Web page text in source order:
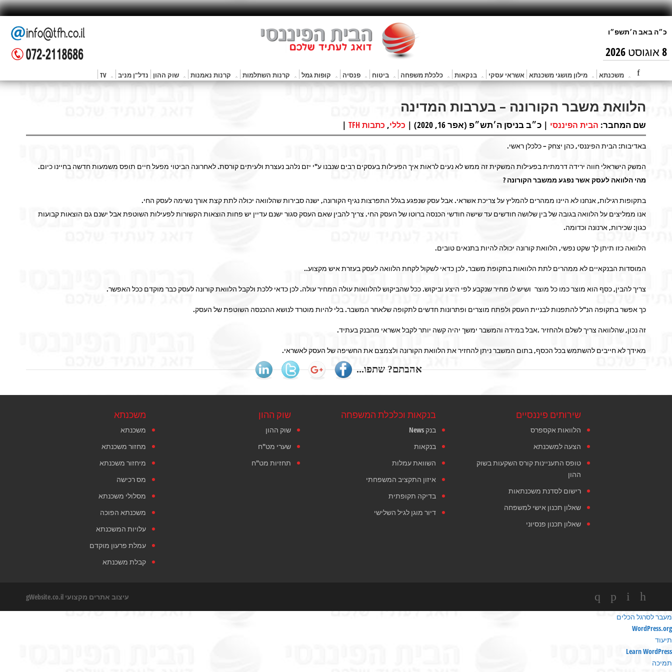
8 אוגוסט 2026
משכנתא מילון מושגי משכנתא אשראי עסקי בנקאות כלכלת משפחה ביטוח פנסיה קופות גמל קרנות השתלמות קרנות נאמנות שוק ההון נדל"ן מניב TV
הלוואת משבר הקורונה – בערבות המדינה
שם המחבר: הבית הפיננסי | כ״ב בניסן ה׳תש״פ (אפר 16, 2020) | כללי, כתבות TFH |
באדיבות: הבית הפיננסי, כהן יצחק – כלכלן ראשי.
המשק הישראלי חווה ירידה דרמתית בפעילות המשקית זה ממש לא נעים לראות איך הפעילות בעסקים רבים שנבנו ע"י יזם נלהב נעצרת ולעיתים קורסת. לאחרונה הביטוי מפעל חיים תופס משמעות חדשה בחיינו כיום.
מהי הלוואה לעסק אשר נפגע ממשבר הקורונה ?
בתקופות רגילות, אנחנו לא היינו ממהרים להמליץ על צריכת אשראי. אבל עסק שנפגע בגלל התפרצות נגיף הקורונה, ישנה סבירות שהלוואה יכולה לתת קצת אורך נשימה לעסק החי.
אנו ממליצים על הלוואה בגובה של בין שלושה חודשים עד שישה חודשי הכנסה ברוטו של העסק החי. צריך להבין שאם העסק סגור ישנם עדיין יש פחות הוצאות הקשורות לפעילות השוטפת אבל ישנם גם הוצאות קבועות
כגון: שכירות, ארנונה וכדומה.
הלוואה כזו תיתן לך שקט נפשי, הלוואת קורונה יכולה להיות בתנאים טובים.
המוסדות הבנקאיים לא ממהרים לתת הלוואות בתקופת משבר, לכן כדאי לשקול לקחת הלוואה לעסק בעזרת איש מקצוע..
צריך להבין, כסף הוא מוצר כמו כל מוצר ושיש לו מחיר שנקבע לפי היצע וביקוש. ככל שהביקוש להלוואות עולה המחיר עולה. לכן כדאי ללכת ולקבל הלוואת קורונה לעסק כבר מוקדם ככל האפשר.
כך אפשר בתקופה הנ"ל להתפנות לבניית העסק ולפתח מוצרים ופתרונות חדשים לתקופה שלאחר המשבר. בלי להיות מוטרד לנושא ההכנסה השוטפת של העסק.
זה נכון, שהלוואה צריך לשלם ולהחזיר .אבל במידה והמשבר ימשך יהיה קשה יותר לקבל אשראי מהבנק בעתיד.
מאידך לא חייבים להשתמש בכל הכסף, בתום המשבר ניתן להחזיר את הלוואת הקורונה ולצמצם את החשיפה של העסק לאשראי.
אהבתם? שתפו...
משכנתא
משכנתא
מחזור משכנתא
מיחזור משכנתא
מס רכישה
מסלולי משכנתא
משכנתא הפוכה
עלויות המשכנתא
עמלת פרעון מוקדם
קבלת משכנתא
שוק ההון
שוק ההון
שערי מט"ח
תחזיות מט"ח
בנקאות וכלכלת המשפחה
בנק News
בנקאות
השוואת עמלות
איזון התקציב המשפחתי
בדיקה תקופתית
דיור מוגן לגיל השלישי
שירותים פיננסיים
הלוואות אקספרס
הצעה למשכנתא
טופס התעניינות קורס השקעות בשוק
ההון
רישום לסדנת משכנתאות
שאלון תכנון אישי למשפחה
שאלון תכנון פנסיוני
עיצוב אתרים מקצועי
מעבר לסרגל הכלים
אודות
וורדפרס
WordPress.org
תיעוד
Learn WordPress
תמיכה